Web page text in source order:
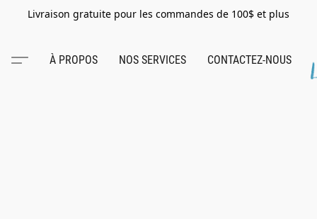
Livraison gratuite pour les commandes de 100$ et plus
À PROPOS NOS SERVICES CONTACTEZ-NOUS